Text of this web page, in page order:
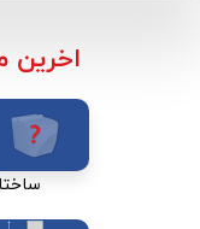
​اخرین